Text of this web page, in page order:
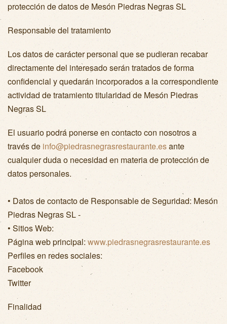
protección de datos de Mesón Piedras Negras SL
Responsable del tratamiento
Los datos de carácter personal que se pudieran recabar
directamente del interesado serán tratados de forma
confidencial y quedarán incorporados a la correspondiente
actividad de tratamiento titularidad de Mesón Piedras
Negras SL
El usuario podrá ponerse en contacto con nosotros a
través de info@piedrasnegrasrestaurante.esante
cualquier duda o necesidad en materia de protección de
datos personales.
• Datos de contacto de Responsable de Seguridad: Mesón
Piedras Negras SL -
• Sitios Web:
Página web principal: www.piedrasnegrasrestaurante.es
Perfiles en redes sociales:
Facebook
Twitter
Finalidad